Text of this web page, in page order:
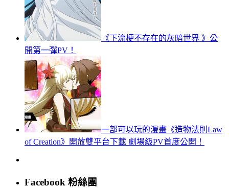
《下流梗不存在的灰暗世界 》公
開第一彈PV！
一部可以玩的漫畫《造物法則Law
of Creation》開放雙平台下載 劇場級PV首度公開！
Facebook 粉絲團